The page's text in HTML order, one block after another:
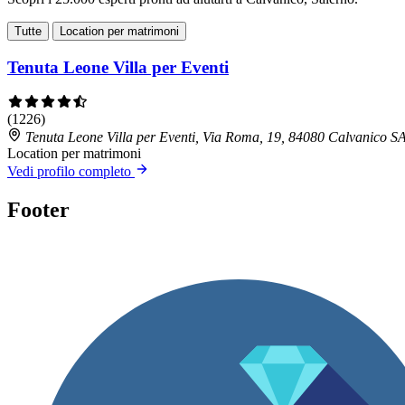
Tutte Location per matrimoni
Tenuta Leone Villa per Eventi
(1226)
Tenuta Leone Villa per Eventi, Via Roma, 19, 84080 Calvanico
Location per matrimoni
Vedi profilo completo
Footer